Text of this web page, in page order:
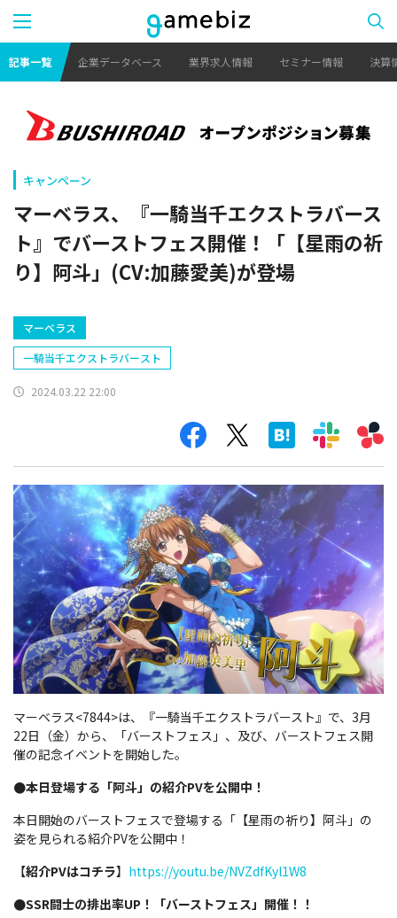
記事一覧 企業データベース 業界求人情報 セミナー情報 決算
キャンペーン
マーベラス、『一騎当千エクストラバース
ト』でバーストフェス開催！「【星雨の祈
り】阿斗」(CV:加藤愛美)が登場
マーベラス
一騎当千エクストラバースト
2024.03.22 22:00
マーベラス<7844>は、『一騎当千エクストラバースト』で、3月
22日（金）から、「バーストフェス」、及び、バーストフェス開
催の記念イベントを開始した。
●本日登場する「阿斗」の紹介PVを公開中！
本日開始のバーストフェスで登場する「【星雨の祈り】阿斗」の
姿を見られる紹介PVを公開中！
【紹介PVはコチラ】 https://youtu.be/NVZdfKyl1W8
●SSR闘士の排出率UP！「バーストフェス」開催！！